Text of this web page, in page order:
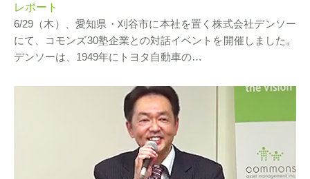
レポート
6/29（木）、愛知県・刈谷市に本社を置く株式会社デンソー
にて、コモンズ30塾企業との対話イベントを開催しました。
デンソーは、1949年にトヨタ自動車の…